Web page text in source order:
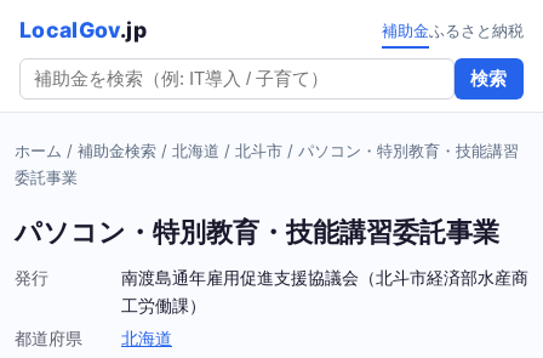
LocalGov.jp
検索
補助金ふるさと納税
ホーム / 補助金検索 / 北海道 / 北斗市 / パソコン・特別教育・技能講習
委託事業
パソコン・特別教育・技能講習委託事業
発行
南渡島通年雇用促進支援協議会（北斗市経済部水産商
工労働課）
都道府県
北海道